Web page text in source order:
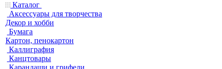
Каталог
Аксессуары для творчества
Декор и хобби
Бумага
Картон, пенокартон
Каллиграфия
Канцтовары
Карандаши и грифели